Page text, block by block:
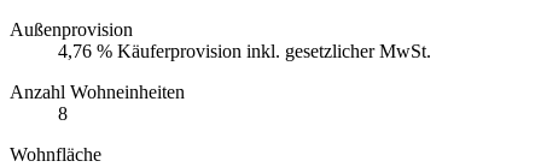
Außenprovision
4,76 % Käuferprovision inkl. gesetzlicher MwSt.
Anzahl Wohneinheiten
8
Wohnfläche